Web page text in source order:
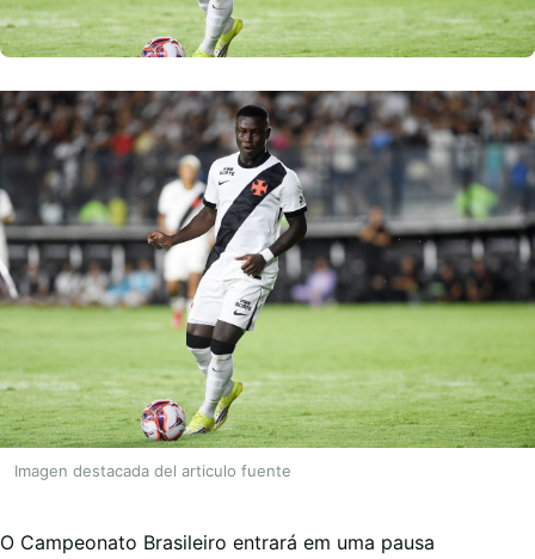
Imagen destacada del articulo fuente
O Campeonato Brasileiro entrará em uma pausa